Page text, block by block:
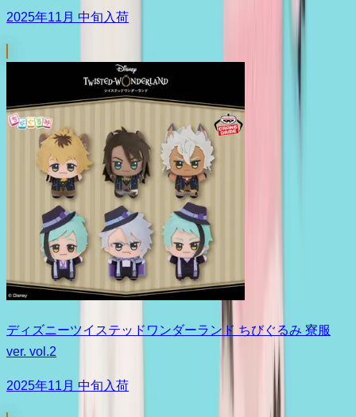
2025年11月 中旬入荷
ディズニーツイステッドワンダーランド ちびぐるみ 寮服
ver. vol.2
2025年11月 中旬入荷